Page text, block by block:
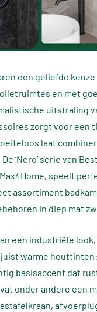
een geliefde
en met
uitstraling
zorgt voor een
laat
‘Nero’ serie van
speelt
assortiment
in diep mat
een industriële
warme
basisaccent dat
onder andere een